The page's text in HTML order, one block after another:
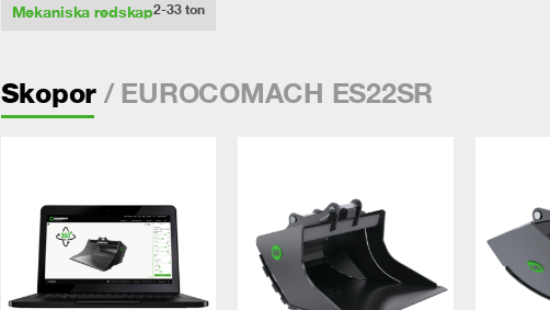
Mekaniska redskap2-33ton
Skopor / EUROCOMACH ES22SR